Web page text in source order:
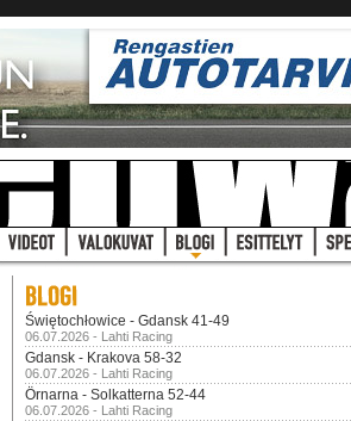
Świętochłowice - Gdansk 41-49
06.07.2026 - Lahti Racing
Gdansk - Krakova 58-32
06.07.2026 - Lahti Racing
Örnarna - Solkatterna 52-44
06.07.2026 - Lahti Racing